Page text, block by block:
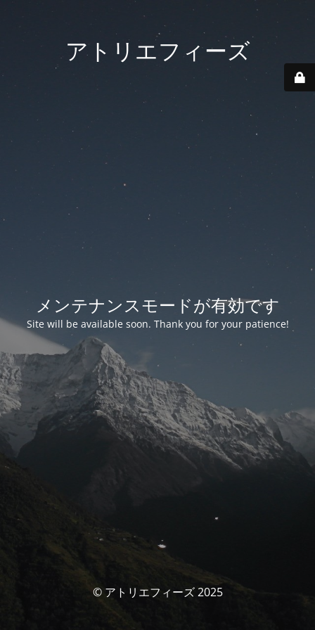
アトリエフィーズ
メンテナンスモードが有効です
Site will be available soon. Thank you for your patience!
© アトリエフィーズ 2025